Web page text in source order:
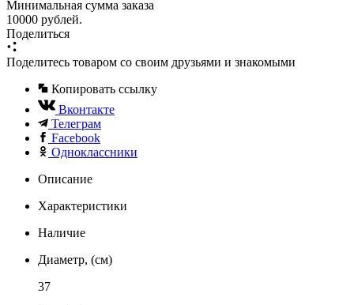
Минимальная сумма заказа
10000 рублей.
Поделиться
Поделитесь товаром со своим друзьями и знакомыми
Копировать ссылку
Вконтакте
Телеграм
Facebook
Одноклассники
Описание
Характеристики
Наличие
Диаметр, (см)
37